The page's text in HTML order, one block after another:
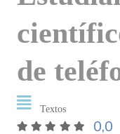
de
Textos
0,0